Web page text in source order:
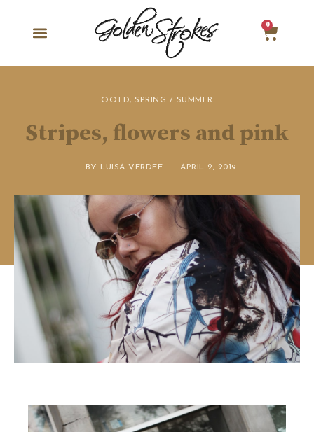
0
OOTD,SPRING / SUMMER
Stripes, flowers and pink
BY LUISA VERDEE APRIL 2, 2019